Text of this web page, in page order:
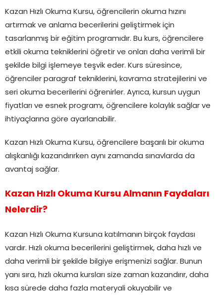
Kazan Hızlı Okuma Kursu, öğrencilerin okuma hızını
artırmak ve anlama becerilerini geliştirmek için
tasarlanmış bir eğitim programıdır. Bu kurs, öğrencilere
etkili okuma tekniklerini öğretir ve onları daha verimli bir
şekilde bilgi işlemeye teşvik eder. Kurs süresince,
öğrenciler paragraf tekniklerini, kavrama stratejilerini ve
seri okuma becerilerini öğrenirler. Ayrıca, kursun uygun
fiyatları ve esnek programı, öğrencilere kolaylık sağlar ve
ihtiyaçlarına göre ayarlanabilir.
Kazan Hızlı Okuma Kursu, öğrencilere başarılı bir okuma
alışkanlığı kazandırırken aynı zamanda sınavlarda da
avantaj sağlar.
Kazan Hızlı Okuma Kursu Almanın Faydaları
Nelerdir?
Kazan Hızlı Okuma Kursuna katılmanın birçok faydası
vardır. Hızlı okuma becerilerini geliştirmek, daha hızlı ve
daha verimli bir şekilde bilgiye erişmenizi sağlar. Bunun
yanı sıra, hızlı okuma kursları size zaman kazandırır, daha
kısa sürede daha fazla materyali okuyabilir ve